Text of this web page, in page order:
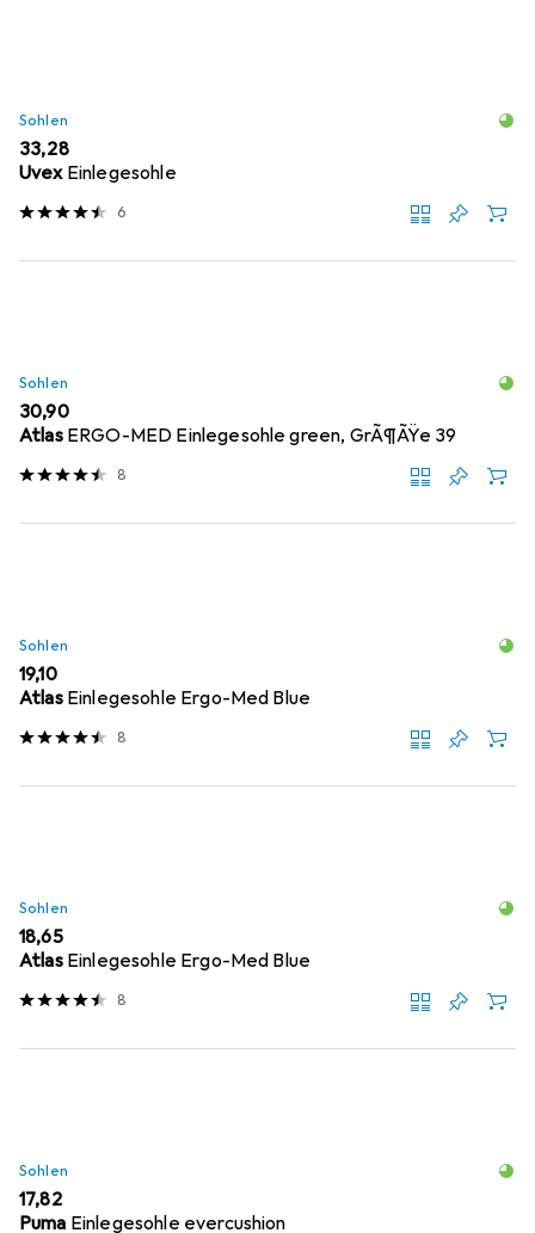
Sohlen
EUR
33,28
Uvex Einlegesohle
6
Sohlen
EUR
30,90
Atlas ERGO-MED Einlegesohle green, GrÃ¶ÃŸe 39
8
Sohlen
EUR
19,10
Atlas Einlegesohle Ergo-Med Blue
8
Sohlen
EUR
18,65
Atlas Einlegesohle Ergo-Med Blue
8
Sohlen
EUR
17,82
Puma Einlegesohle evercushion